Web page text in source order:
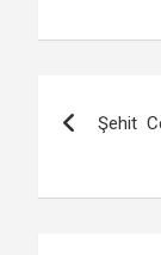
Şehit